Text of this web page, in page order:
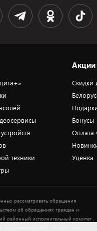
техники
Акции
Скидки
Бонусы
Оплата
Уценка
рассматривать обращения
об обращениях граждан и
районный исполнительный комитет ,